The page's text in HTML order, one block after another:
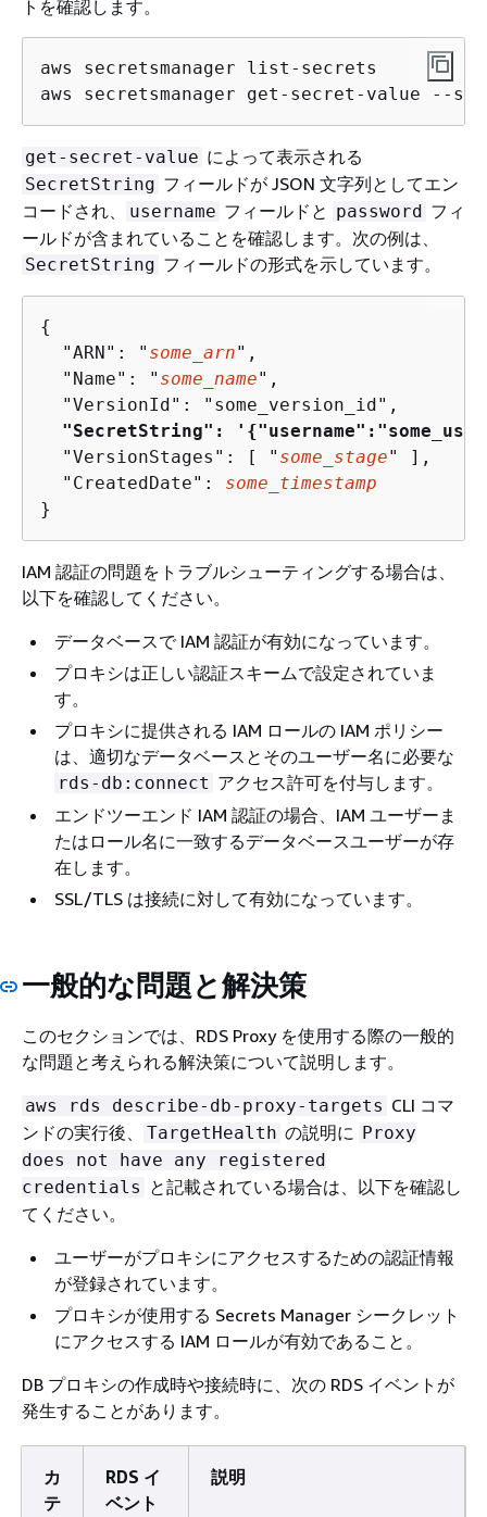
トを確認します。
aws secretsmanager list-secrets
aws secretsmanager get-secret-value --
get-secret-value によって表示される
SecretString フィールドが JSON 文字列としてエン
コードされ、
username フィールドと password フィ
ールドが含まれていることを確認します。次の例は、
SecretString フィールドの形式を示しています。
{
  "ARN": "
some_arn",
  "Name": "
some_name",
  "VersionId": "some_version_id",
"SecretString": ' {
  "VersionStages": [ "
some_stage" ],
  "CreatedDate":
some_timestamp
}
IAM 認証の問題をトラブルシューティングする場合は、
以下を確認してください。
データベースで IAM 認証が有効になっています。
プロキシは正しい認証スキームで設定されていま
す。
プロキシに提供される IAM ロールの IAM ポリシー
は、適切なデータベースとそのユーザー名に必要な
rds-db:connect アクセス許可を付与します。
エンドツーエンド IAM 認証の場合、IAM ユーザーま
たはロール名に一致するデータベースユーザーが存
在します。
SSL/TLS は接続に対して有効になっています。
一般的な問題と解決策
このセクションでは、RDS Proxy を使用する際の一般的
な問題と考えられる解決策について説明します。
aws rds describe-db-proxy-targets CLI コマ
ンドの実行後、
TargetHealth の説明に Proxy
does not have any registered
credentials と記載されている場合は、以下を確認し
てください。
ユーザーがプロキシにアクセスするための認証情報
が登録されています。
プロキシが使用する Secrets Manager シークレット
にアクセスする IAM ロールが有効であること。
DB プロキシの作成時や接続時に、次の RDS イベントが
発生することがあります。
カ
テ
RDS イ
ベント
説明